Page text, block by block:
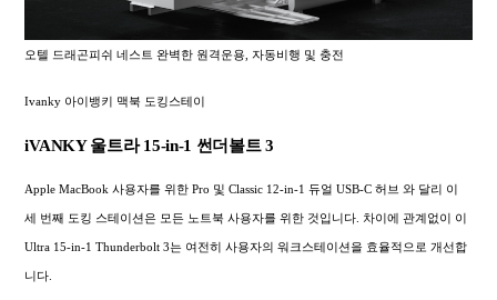
오텔 드래곤피쉬 네스트 완벽한 원격운용, 자동비행 및 충전
Ivanky 아이뱅키 맥북 도킹스테이
iVANKY 울트라 15-in-1 썬더볼트 3
Apple MacBook 사용자를 위한 Pro 및 Classic 12-in-1 듀얼 USB-C 허브 와 달리 이
세 번째 도킹 스테이션은 모든 노트북 사용자를 위한 것입니다. 차이에 관계없이 이
Ultra 15-in-1 Thunderbolt 3는 여전히 사용자의 워크스테이션을 효율적으로 개선합
니다.